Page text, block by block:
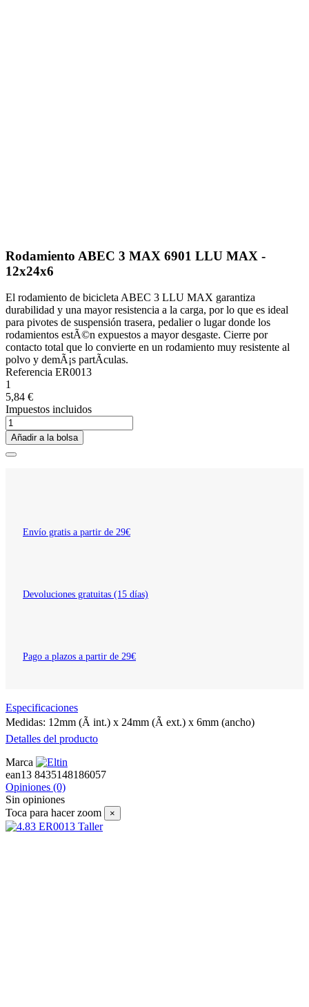
Rodamiento ABEC 3 MAX 6901 LLU MAX -
12x24x6
El rodamiento de bicicleta ABEC 3 LLU MAX garantiza
durabilidad y una mayor resistencia a la carga, por lo que es ideal
para pivotes de suspensión trasera, pedalier o lugar donde los
rodamientos estÃ©n expuestos a mayor desgaste. Cierre por
contacto total que lo convierte en un rodamiento muy resistente al
polvo y demÃ¡s partÃ­culas.
Referencia ER0013
1
5,84 €
Impuestos incluidos
Añadir a la bolsa
Envío gratis a partir de 29€
Devoluciones gratuitas (15 días)
Pago a plazos a partir de 29€
Especificaciones
Medidas: 12mm (Ã int.) x 24mm (Ã ext.) x 6mm (ancho)
Detalles del producto
Marca
ean13 8435148186057
Opiniones (0)
Sin opiniones
Toca para hacer zoom
×